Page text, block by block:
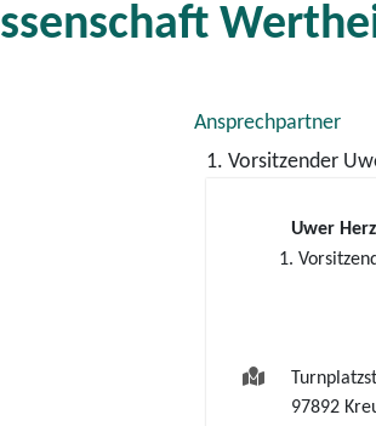
Ansprechpartner
1. Vorsitzender
1.
Uwer Herz
97892